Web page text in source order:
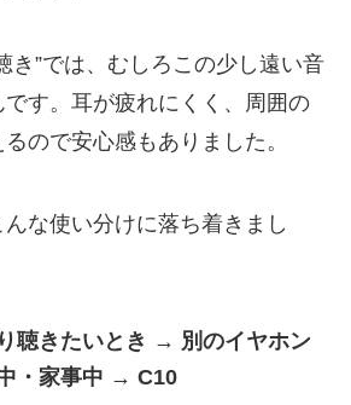
き”では、むしろこの少し遠い音
す。耳が疲れにくく、周囲の
ので安心感もありました。
な使い分けに落ち着きまし
聴きたいとき → 別のイヤホン
・家事中 → C10